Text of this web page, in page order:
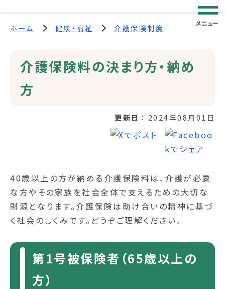
メニュー
ホーム 健康・福祉 介護保険制度
介護保険料の決まり方・納め
方
更新日 2024年08月01日
40歳以上の方が納める介護保険料は、介護が必要
な方やその家族を社会全体で支えるための大切な
財源となります。介護保険は助け合いの精神に基づ
く社会のしくみです。どうぞご理解ください。
第1号被保険者（65歳以上の
方）